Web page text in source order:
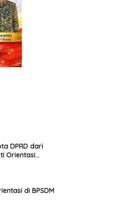
Publik Desak Komisi IV DPRD
Provinsi Bengkulu Tinjau
Polemik Bika Coffee, Soroti
Dugaan Pergeseran Konsep
Family Cafe
DPRD dari
Orientasi
di BPSDM